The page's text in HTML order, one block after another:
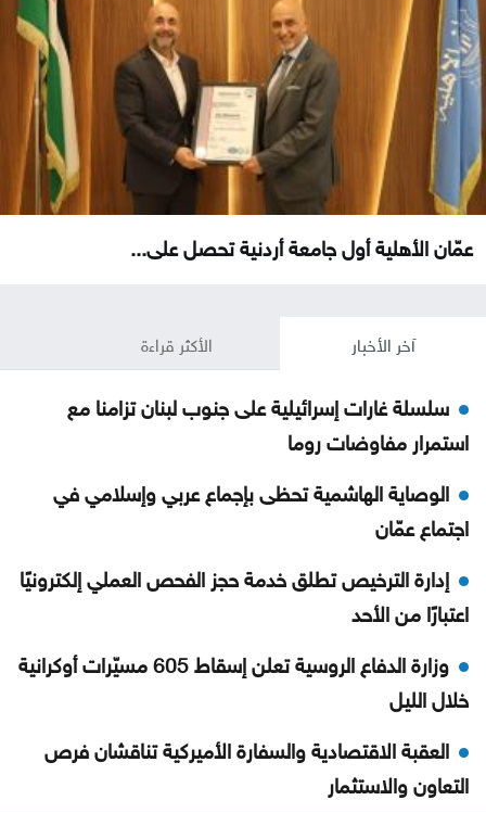
عمّان الأهلية أول جامعة أردنية تحصل على...
آخر الأخبار الأكثر قراءة
سلسلة غارات إسرائيلية على جنوب لبنان تزامنا مع
استمرار مفاوضات روما
الوصاية الهاشمية تحظى بإجماع عربي وإسلامي في
اجتماع عمّان
إدارة الترخيص تطلق خدمة حجز الفحص العملي إلكترونيًا
اعتبارًا من الأحد
وزارة الدفاع الروسية تعلن إسقاط 605 مسيّرات أوكرانية
خلال الليل
العقبة الاقتصادية والسفارة الأميركية تناقشان فرص
التعاون والاستثمار